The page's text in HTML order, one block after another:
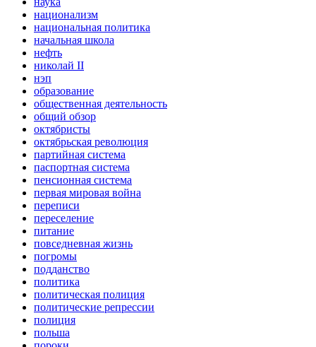
национализм
национальная политика
начальная школа
нефть
николай II
нэп
образование
общественная деятельность
общий обзор
октябристы
октябрьская революция
партийная система
паспортная система
пенсионная система
первая мировая война
переписи
переселение
питание
повседневная жизнь
погромы
подданство
политика
политическая полиция
политические репрессии
полиция
польша